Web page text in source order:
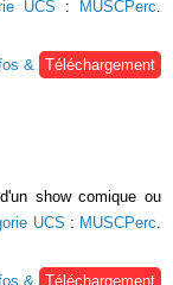
UCS : MUSCPerc
&
Téléchargement
show comique ou
UCS : MUSCPerc
&
Téléchargement